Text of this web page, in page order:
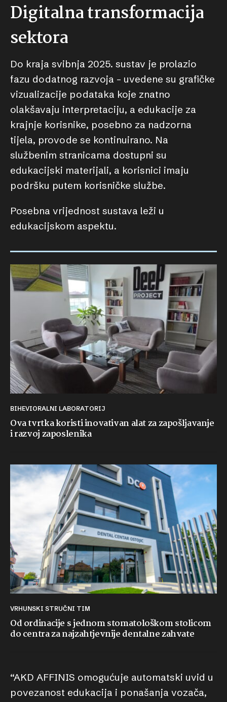
Digitalna transformacija
sektora
Do kraja svibnja 2025. sustav je prolazio
fazu dodatnog razvoja – uvedene su grafičke
vizualizacije podataka koje znatno
olakšavaju interpretaciju, a edukacije za
krajnje korisnike, posebno za nadzorna
tijela, provode se kontinuirano. Na
službenim stranicama dostupni su
edukacijski materijali, a korisnici imaju
podršku putem korisničke službe.
Posebna vrijednost sustava leži u
edukacijskom aspektu.
BIHEVIORALNI LABORATORIJ
Ova tvrtka koristi inovativan alat za zapošljavanje
i razvoj zaposlenika
VRHUNSKI STRUČNI TIM
Od ordinacije s jednom stomatološkom stolicom
do centra za najzahtjevnije dentalne zahvate
“AKD AFFINIS omogućuje automatski uvid u
povezanost edukacija i ponašanja vozača,